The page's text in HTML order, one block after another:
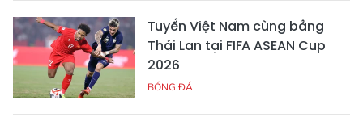
Tuyển Việt Nam cùng bảng
Thái Lan tại FIFA ASEAN Cup
2026
BÓNG ĐÁ